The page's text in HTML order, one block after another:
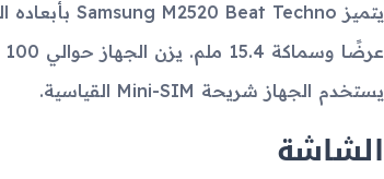
يستخدم الجهاز شريحة Mini-SIM القياسية.
الشاشة